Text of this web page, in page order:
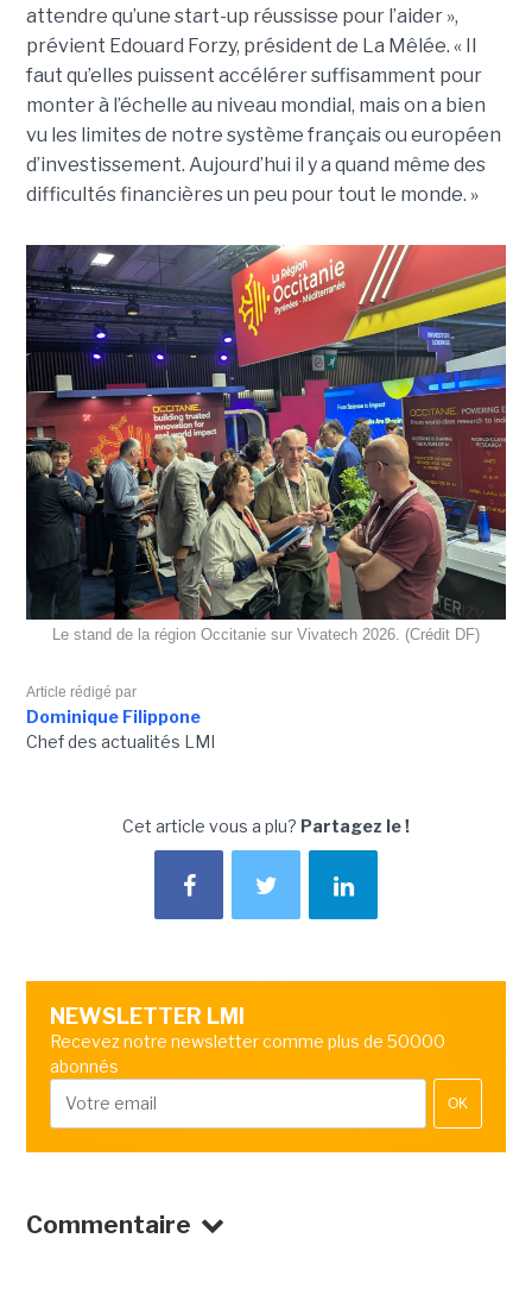
attendre qu’une start-up réussisse pour l’aider »,
prévient Edouard Forzy, président de La Mêlée. « Il
faut qu’elles puissent accélérer suffisamment pour
monter à l’échelle au niveau mondial, mais on a bien
vu les limites de notre système français ou européen
d’investissement. Aujourd’hui il y a quand même des
difficultés financières un peu pour tout le monde. »
Le stand de la région Occitanie sur Vivatech 2026. (Crédit DF)
Article rédigé par
Dominique Filippone
Chef des actualités LMI
Cet article vous a plu? Partagez le !
NEWSLETTER LMI
Recevez notre newsletter comme plus de 50000
abonnés
OK
Commentaire